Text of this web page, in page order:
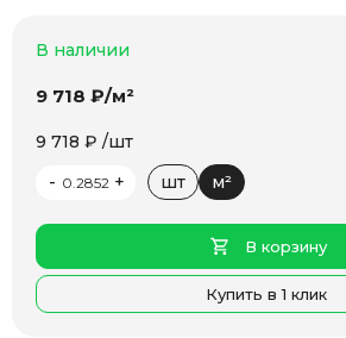
В наличии
9 718 ₽/м²
9 718 ₽ /шт
-
+ шт м²
В корзину
Купить в 1 клик